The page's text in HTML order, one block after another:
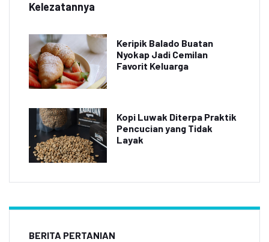
Kelezatannya
Keripik Balado Buatan
Nyokap Jadi Cemilan
Favorit Keluarga
Kopi Luwak Diterpa Praktik
Pencucian yang Tidak
Layak
BERITA PERTANIAN